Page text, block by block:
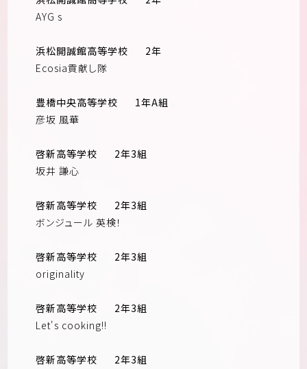
AYG s
浜松開誠館高等学校
2年
Ecosia貢献し隊
豊橋中央高等学校
1年A組
彦坂 風華
啓新高等学校
2年3組
坂井 謙心
啓新高等学校
2年3組
ボンジュール 英検！
啓新高等学校
2年3組
originality
啓新高等学校
2年3組
Let's cooking!!
啓新高等学校
2年3組